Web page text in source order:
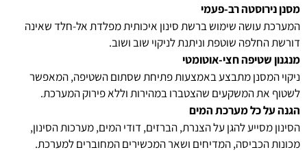
מסנן נירוסטה רב-פעמי
המערכת עושה שימוש ברשת סינון איכותית מפלדת אל-חלד שאינה
דורשת החלפה שוטפת וניתנת לניקוי שוב ושוב.
מנגנון שטיפה חצי-אוטומטי
ניקוי המסנן מתבצע באמצעות פתיחת שסתום השטיפה, המאפשר
לשטוף את המשקעים שהצטברו במהירות וללא פירוק המערכת.
הגנה על כל מערכת המים
הסינון מסייע להגן על הצנרת, הברזים, דודי המים, מערכות הסינון,
מכונות הכביסה, המדיחים ושאר המכשירים המחוברים למערכת.